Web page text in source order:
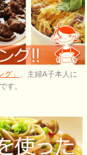
」
、主婦A子本人に
す。